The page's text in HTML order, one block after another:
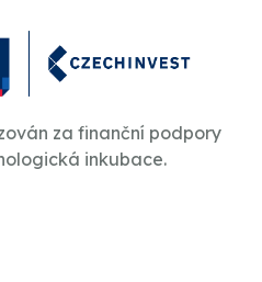
za finanční podpory
inkubace.